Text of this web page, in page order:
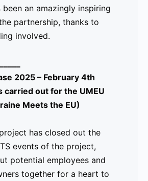
an amazingly inspiring
partnership, thanks to
involved.
2025 – February 4th
carried out for the UMEU
Meets the EU)
has closed out the
events of the project,
potential employees and
together for a heart to
organizadas por Sra. Silvana
ubicado en Plaza del Biombo,
de 4 participantes por visita
un diálogo sobre las
roles de atención al público, y
dentro de la industria en
2025 – 20 de enero Llamado a